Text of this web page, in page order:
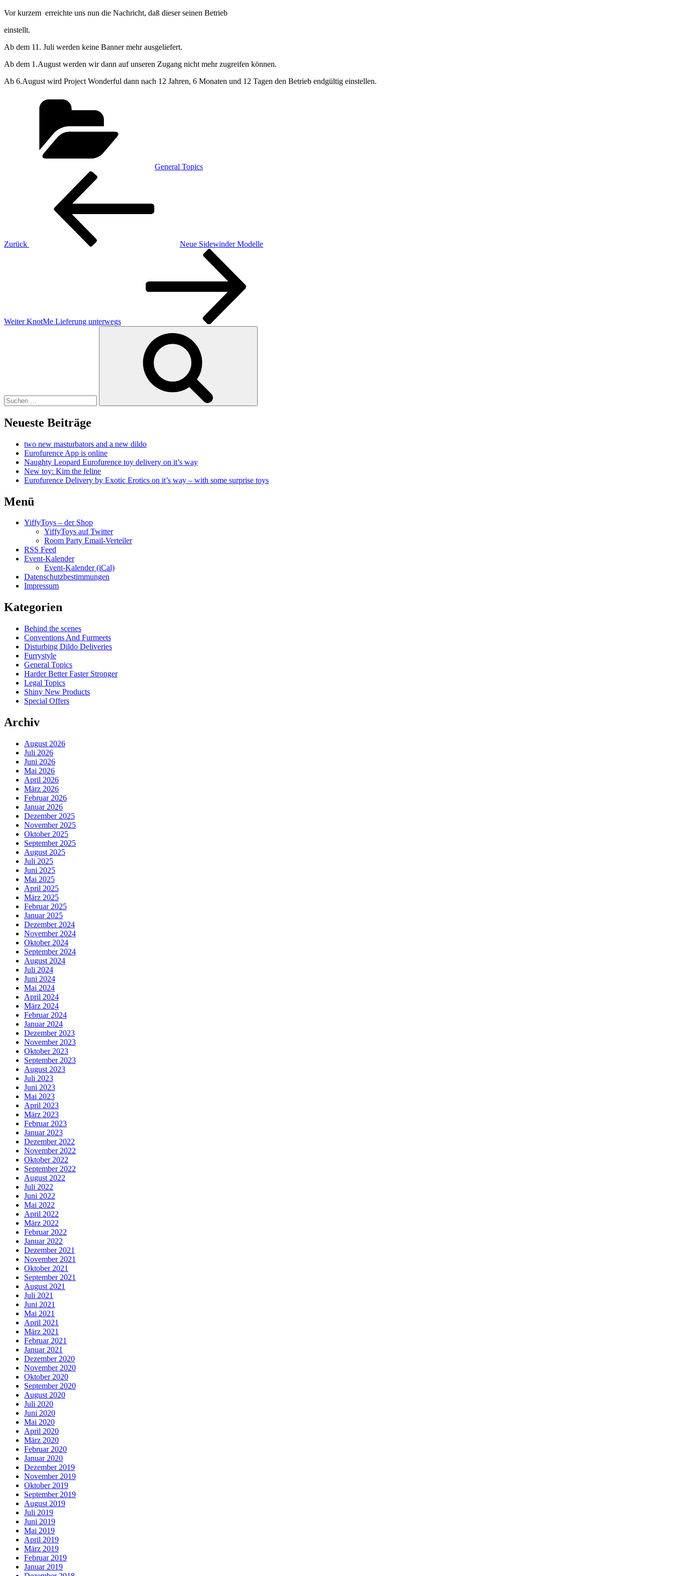
Vor kurzem erreichte uns nun die Nachricht, daß dieser seinen Betrieb
einstellt.
Ab dem 11. Juli werden keine Banner mehr ausgeliefert.
Ab dem 1.August werden wir dann auf unseren Zugang nicht mehr zugreifen können.
Ab 6.August wird Project Wonderful dann nach 12 Jahren, 6 Monaten und 12 Tagen den Betrieb endgültig einstellen.
General Topics
Beitragsnavigation
Zurück
Neue Sidewinder Modelle
Weiter KnotMe Lieferung unterwegs
Neueste Beiträge
two new masturbators and a new dildo
Eurofurence App is online
Naughty Leopard Eurofurence toy delivery on it’s way
New toy: Kim the feline
Eurofurence Delivery by Exotic Erotics on it’s way – with some surprise toys
Menü
YiffyToys – der Shop
YiffyToys auf Twitter
Room Party Email-Verteiler
RSS Feed
Event-Kalender
Event-Kalender (iCal)
Datenschutzbestimmungen
Impressum
Kategorien
Behind the scenes
Conventions And Furmeets
Disturbing Dildo Deliveries
Furrystyle
General Topics
Harder Better Faster Stronger
Legal Topics
Shiny New Products
Special Offers
Archiv
August 2026
Juli 2026
Juni 2026
Mai 2026
April 2026
März 2026
Februar 2026
Januar 2026
Dezember 2025
November 2025
Oktober 2025
September 2025
August 2025
Juli 2025
Juni 2025
Mai 2025
April 2025
März 2025
Februar 2025
Januar 2025
Dezember 2024
November 2024
Oktober 2024
September 2024
August 2024
Juli 2024
Juni 2024
Mai 2024
April 2024
März 2024
Februar 2024
Januar 2024
Dezember 2023
November 2023
Oktober 2023
September 2023
August 2023
Juli 2023
Juni 2023
Mai 2023
April 2023
März 2023
Februar 2023
Januar 2023
Dezember 2022
November 2022
Oktober 2022
September 2022
August 2022
Juli 2022
Juni 2022
Mai 2022
April 2022
März 2022
Februar 2022
Januar 2022
Dezember 2021
November 2021
Oktober 2021
September 2021
August 2021
Juli 2021
Juni 2021
Mai 2021
April 2021
März 2021
Februar 2021
Januar 2021
Dezember 2020
November 2020
Oktober 2020
September 2020
August 2020
Juli 2020
Juni 2020
Mai 2020
April 2020
März 2020
Februar 2020
Januar 2020
Dezember 2019
November 2019
Oktober 2019
September 2019
August 2019
Juli 2019
Juni 2019
Mai 2019
April 2019
März 2019
Februar 2019
Januar 2019